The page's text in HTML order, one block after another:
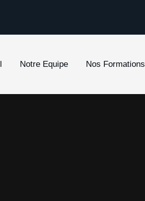
Notre Equipe Nos Formations